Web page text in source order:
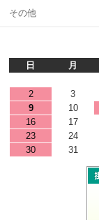
その他
日
月
2
3
9
10
16
17
23
24
30
31